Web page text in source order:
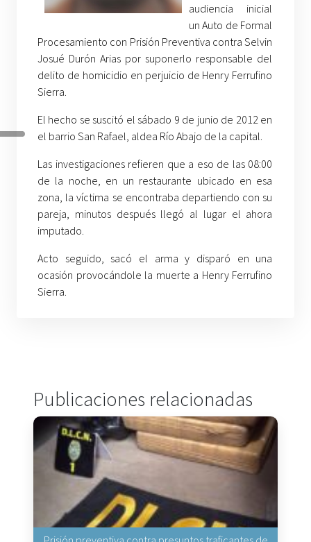
audiencia inicial
un Auto de Formal
Procesamiento con Prisión Preventiva contra Selvin
Josué Durón Arias por suponerlo responsable del
delito de homicidio en perjuicio de Henry Ferrufino
Sierra.
El hecho se suscitó el sábado 9 de junio de 2012 en
el barrio San Rafael, aldea Río Abajo de la capital.
Las investigaciones refieren que a eso de las 08:00
de la noche, en un restaurante ubicado en esa
zona, la víctima se encontraba departiendo con su
pareja, minutos después llegó al lugar el ahora
imputado.
Acto seguido, sacó el arma y disparó en una
ocasión provocándole la muerte a Henry Ferrufino
Sierra.
Publicaciones relacionadas